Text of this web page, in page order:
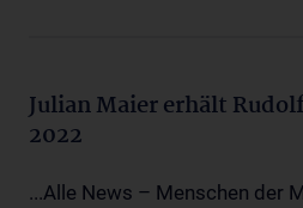
Julian Maier erhält
2022
...Alle News – Menschen der